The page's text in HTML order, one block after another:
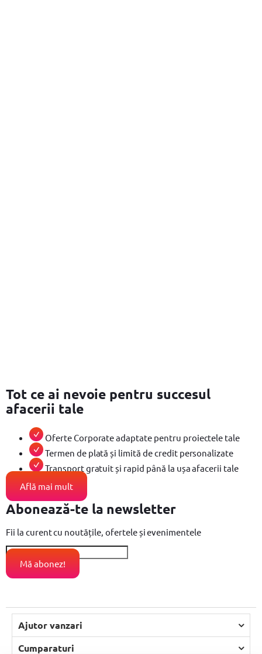
Tot ce ai nevoie pentru succesul
afacerii tale
Oferte Corporate adaptate pentru proiectele tale
Termen de plată și limită de credit personalizate
Transport gratuit și rapid până la ușa afacerii tale
Află mai mult
Abonează-te la newsletter
Fii la curent cu noutățile, ofertele și evenimentele
Email
Mă abonez!
Ajutor vanzari
Cumparaturi